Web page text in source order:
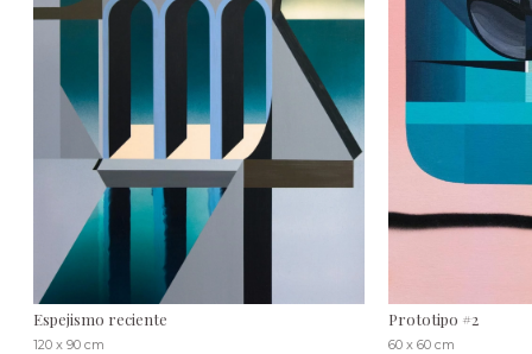
Espejismo reciente
120 x 90 cm
Prototipo #2
60 x 60 cm